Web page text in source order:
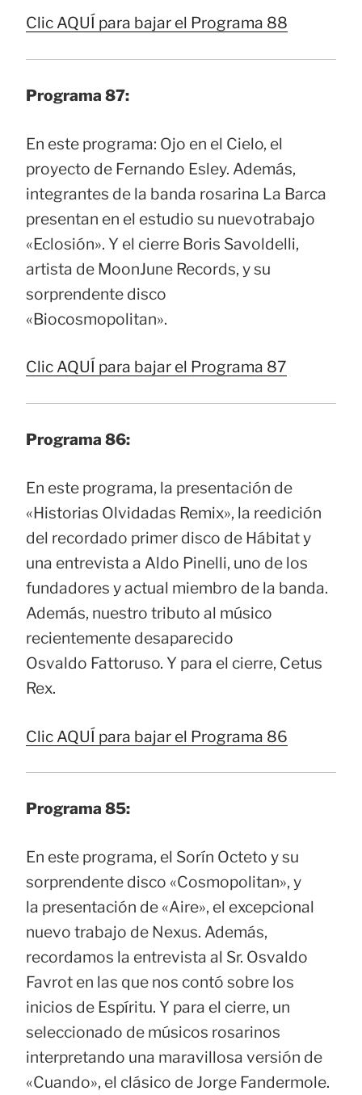
Clic AQUÍ para bajar el Programa 88
Programa 87:
En este programa: Ojo en el Cielo, el
proyecto de Fernando Esley. Además,
integrantes de la banda rosarina La Barca
presentan en el estudio su nuevotrabajo
«Eclosión». Y el cierre Boris Savoldelli,
artista de MoonJune Records, y su
sorprendente disco
«Biocosmopolitan».
Clic AQUÍ para bajar el Programa 87
Programa 86:
En este programa, la presentación de
«Historias Olvidadas Remix», la reedición
del recordado primer disco de Hábitat y
una entrevista a Aldo Pinelli, uno de los
fundadores y actual miembro de la banda.
Además, nuestro tributo al músico
recientemente desaparecido
Osvaldo Fattoruso. Y para el cierre, Cetus
Rex.
Clic AQUÍ para bajar el Programa 86
Programa 85:
En este programa, el Sorín Octeto y su
sorprendente disco «Cosmopolitan», y
la presentación de «Aire», el excepcional
nuevo trabajo de Nexus. Además,
recordamos la entrevista al Sr. Osvaldo
Favrot en las que nos contó sobre los
inicios de Espíritu. Y para el cierre, un
seleccionado de músicos rosarinos
interpretando una maravillosa versión de
«Cuando», el clásico de Jorge Fandermole.